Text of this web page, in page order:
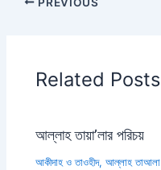
Related Posts
আল্লাহ তায়া’লার পরিচয়
আকীদাহ ও তাওহীদ,আল্লাহ তাআলা